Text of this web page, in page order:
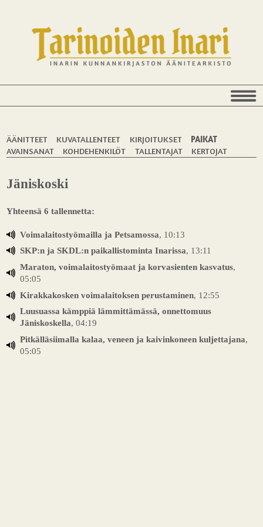
ÄÄNITTEET KUVATALLENTEET KIRJOITUKSET
PAIKAT
AVAINSANAT
KOHDEHENKILÖT TALLENTAJAT KERTOJAT
Jäniskoski
Yhteensä 6 tallennetta:
Voimalaitostyömailla ja Petsamossa, 10:13
SKP:n ja SKDL:n paikallistominta Inarissa, 13:11
Maraton, voimalaitostyömaat ja korvasienten kasvatus,
05:05
Kirakkakosken voimalaitoksen perustaminen, 12:55
Luusuassa kämppiä lämmittämässä, onnettomuus
Jäniskoskella, 04:19
Pitkälläsiimalla kalaa, veneen ja kaivinkoneen kuljettajana,
05:05